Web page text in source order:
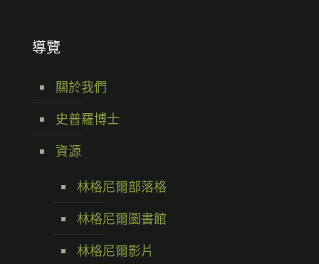
導覽
關於我們
史普羅博士
資源
林格尼爾部落格
林格尼爾圖書館
林格尼爾影片